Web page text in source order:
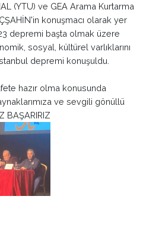
(YTU) ve GEA Arama Kurtarma
konuşmacı olarak yer
depremi başta olmak üzere
sosyal, kültürel varlıklarını
depremi konuşuldu.
hazır olma konusunda
ve sevgili gönüllü
BAŞARIRIZ